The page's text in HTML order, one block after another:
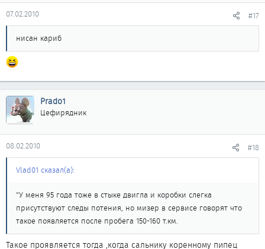
07.02.2010 #17
нисан кариб
Prado1
Цефирядник
08.02.2010 #18
Vlad01 сказал(а):
"У меня 95 года тоже в стыке двигла и коробки слегка
присутствуют следы потения, но мизер в сервисе говорят что
такое появляется после пробега 150-160 т.км.
Такое проявляется тогда ,когда сальнику коренному пипец